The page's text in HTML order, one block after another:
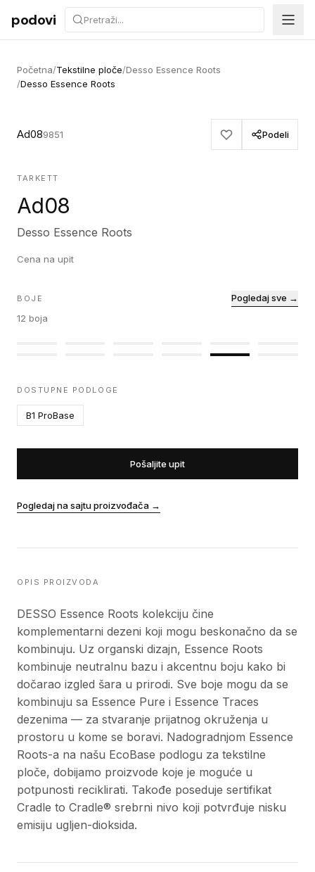
Preskoči na sadržaj
podovi
Početna/Tekstilne ploče/Desso Essence Roots
/Desso Essence Roots
Ad089851 Podeli
TARKETT
Ad08
Desso Essence Roots
Cena na upit
BOJE
12 boja
Pogledaj sve →
DOSTUPNE PODLOGE
B1 ProBase
Pošaljite upit
Pogledaj na sajtu proizvođača →
OPIS PROIZVODA
DESSO Essence Roots kolekciju čine
komplementarni dezeni koji mogu beskonačno da se
kombinuju. Uz organski dizajn, Essence Roots
kombinuje neutralnu bazu i akcentnu boju kako bi
dočarao izgled šara u prirodi. Sve boje mogu da se
kombinuju sa Essence Pure i Essence Traces
dezenima — za stvaranje prijatnog okruženja u
prostoru u kome se boravi. Nadogradnjom Essence
Roots-a na našu EcoBase podlogu za tekstilne
ploče, dobijamo proizvode koje je moguće u
potpunosti reciklirati. Takođe poseduje sertifikat
Cradle to Cradle® srebrni nivo koji potvrđuje nisku
emisiju ugljen-dioksida.